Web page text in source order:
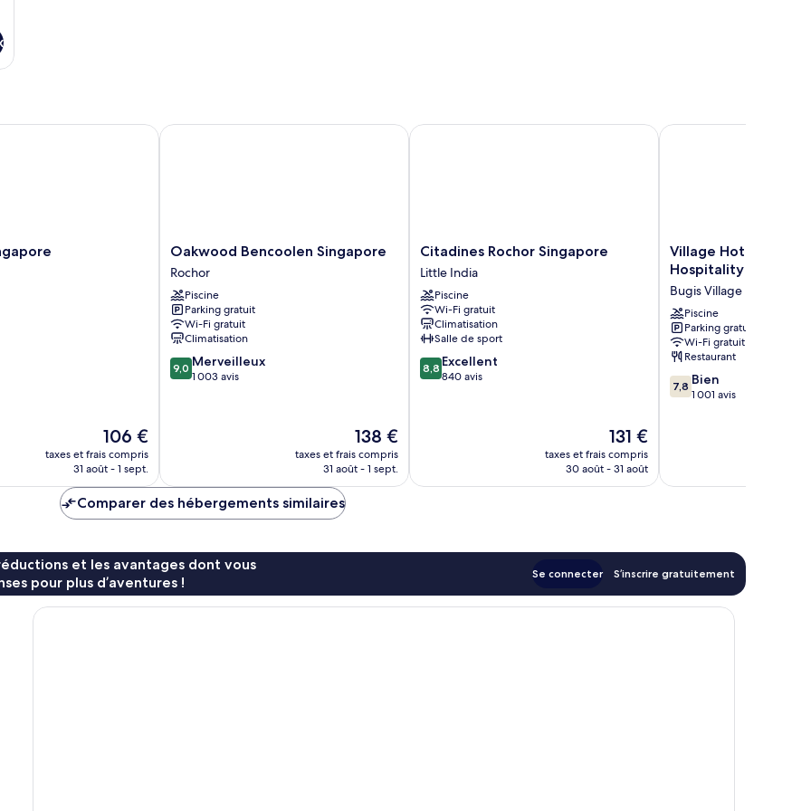
Le
nouveau
prix
de
106 €
106 €
taxes et frais compris
31 août - 1 sept.
Oakwood
Bencoolen
Singapore
Rochor
Oakwood Bencoolen Singapore
Rochor
Piscine
Parking gratuit
Wi-Fi gratuit
Climatisation
9.0
sur
9,0 Merveilleux
1 003 avis
Le
nouveau
prix
138 €
taxes et frais compris
31 août - 1 sept.
Oakwood Bencoolen Singapore
Citadines
Rochor
Singapore
Little
India
Citadines Rochor Singapore
Little India
Piscine
Wi-Fi gratuit
Climatisation
Salle de sport
8.8
sur
8,8 Excellent
840 avis
Le
nouveau
prix
131 €
taxes et frais compris
30 août - 31 août
Citadines Rochor Singapore
Village
Hotel
Bugis
by
Far
East
Hospitality
Bugis
Village
Village Hotel Bugis
Hospitality
Bugis Village
Piscine
Parking gratuit
Wi-Fi gratuit
Restaurant
7.8
sur
7,8 Bien
1 001 avis
Village Hotel Bugis by
Comparer des hébergements similaires
et les avantages dont vous
pour plus d’aventures !
Se connecter S’inscrire gratuitement